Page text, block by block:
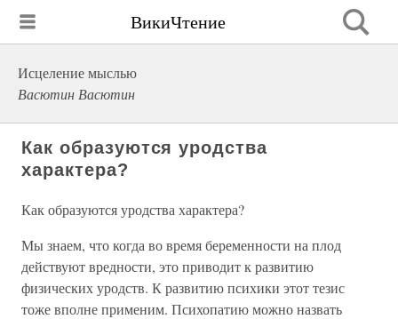
ВикиЧтение
Исцеление мыслью
Васютин Васютин
Как образуются уродства
характера?
Как образуются уродства характера?
Мы знаем, что когда во время беременности на плод
действуют вредности, это приводит к развитию
физических уродств. К развитию психики этот тезис
тоже вполне применим. Психопатию можно назвать